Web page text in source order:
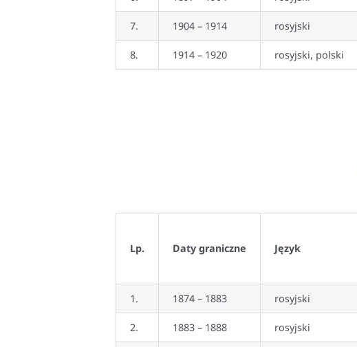
7. 1904 – 1914 rosyjski
8. 1914 – 1920 rosyjski, polski
Lp. Daty graniczne Język
1. 1874 – 1883 rosyjski
2. 1883 – 1888 rosyjski